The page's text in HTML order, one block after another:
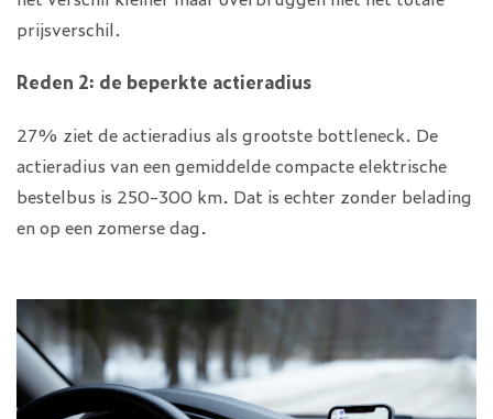
prijsverschil.
Reden 2: de beperkte actieradius
27% ziet de actieradius als grootste bottleneck. De
actieradius van een gemiddelde compacte elektrische
bestelbus is 250-300 km. Dat is echter zonder belading
en op een zomerse dag.